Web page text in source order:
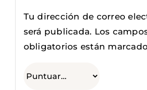
Tu dirección de correo
será publicada. Los
obligatorios están